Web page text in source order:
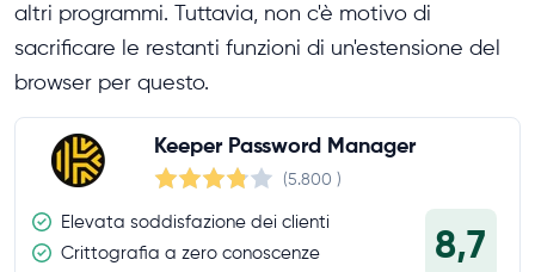
altri programmi. Tuttavia, non c'è motivo di
sacrificare le restanti funzioni di un'estensione del
browser per questo.
Keeper Password Manager
(5.800 )
Elevata soddisfazione dei clienti
Crittografia a zero conoscenze
8,7